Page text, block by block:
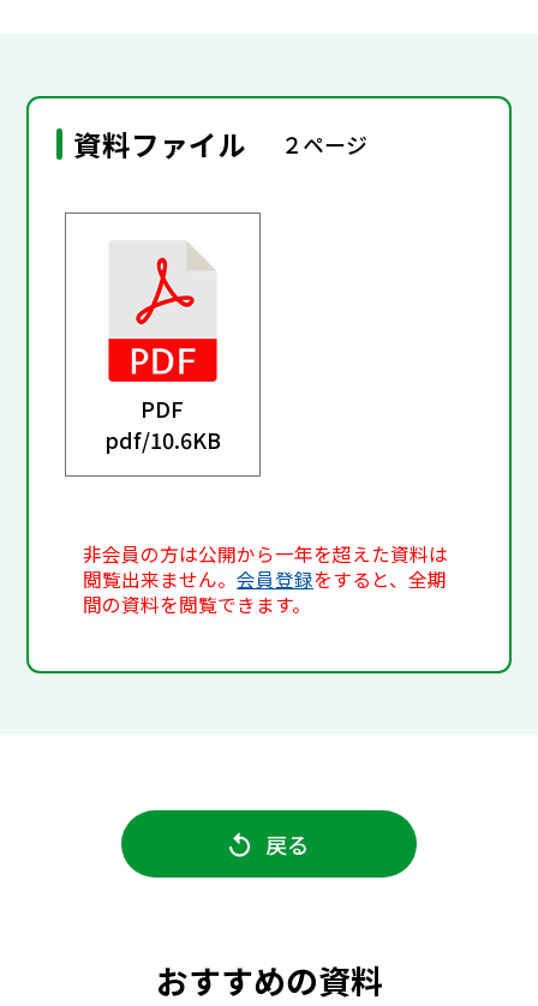
資料ファイル ２ページ
PDF
pdf/10.6KB
非会員の方は公開から一年を超えた資料は
閲覧出来ません。会員登録をすると、全期
間の資料を閲覧できます。
戻る
おすすめの資料